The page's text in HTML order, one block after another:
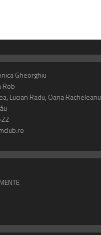
Gheorghiu
Rob
Lucian Radu, Oana Racheleanu